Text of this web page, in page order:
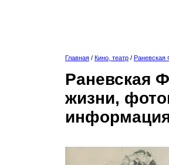
Главная / Кино, театр / Раневская
Раневская
жизни,